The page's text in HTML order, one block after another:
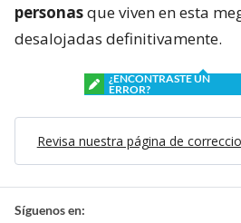
personasque viven en esta
desalojadas definitivamente.
¿ENCONTRASTE UN
ERROR?
Revisa nuestra página de
Síguenos en: